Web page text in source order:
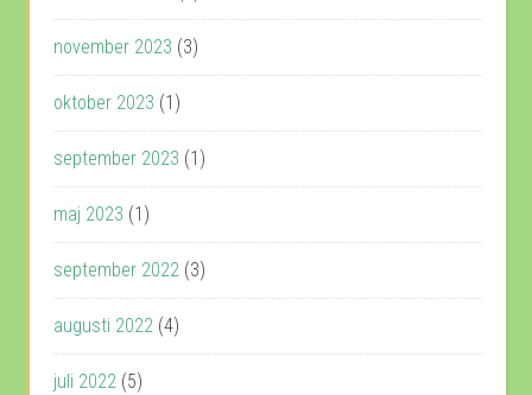
november 2023 (3)
oktober 2023 (1)
september 2023 (1)
maj 2023 (1)
september 2022 (3)
augusti 2022 (4)
juli 2022 (5)